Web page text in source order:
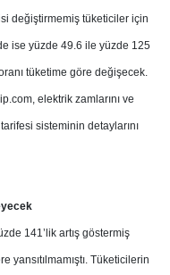
değiştirmemiş tüketiciler için
ise yüzde 49.6 ile yüzde 125
tüketime göre değişecek.
elektrik zamlarını ve
sisteminin detaylarını
141’lik artış göstermiş
yansıtılmamıştı. Tüketicilerin